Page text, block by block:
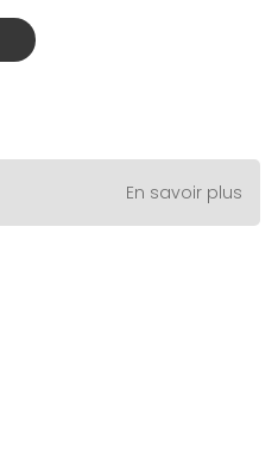
En savoir plus